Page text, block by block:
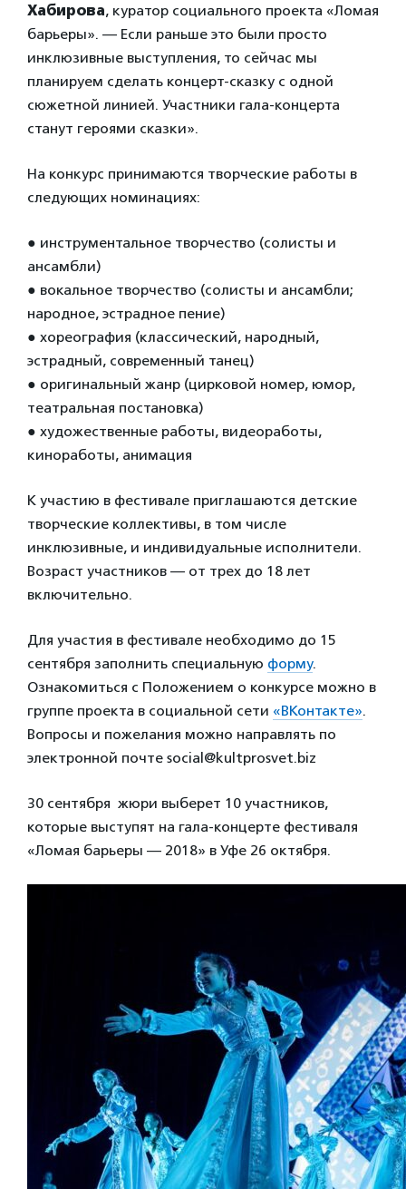
Хабирова, куратор социального проекта «Ломая
барьеры». — Если раньше это были просто
инклюзивные выступления, то сейчас мы
планируем сделать концерт-сказку с одной
сюжетной линией. Участники гала-концерта
станут героями сказки».
На конкурс принимаются творческие работы в
следующих номинациях:
● инструментальное творчество (солисты и
ансамбли)
● вокальное творчество (солисты и ансамбли;
народное, эстрадное пение)
● хореография (классический, народный,
эстрадный, современный танец)
● оригинальный жанр (цирковой номер, юмор,
театральная постановка)
● художественные работы, видеоработы,
киноработы, анимация
К участию в фестивале приглашаются детские
творческие коллективы, в том числе
инклюзивные, и индивидуальные исполнители.
Возраст участников — от трех до 18 лет
включительно.
Для участия в фестивале необходимо до 15
сентября заполнить специальную форму.
Ознакомиться с Положением о конкурсе можно в
группе проекта в социальной сети «ВКонтакте».
Вопросы и пожелания можно направлять по
электронной почте social@kultprosvet.biz
30 сентября жюри выберет 10 участников,
которые выступят на гала-концерте фестиваля
«Ломая барьеры — 2018» в Уфе 26 октября.